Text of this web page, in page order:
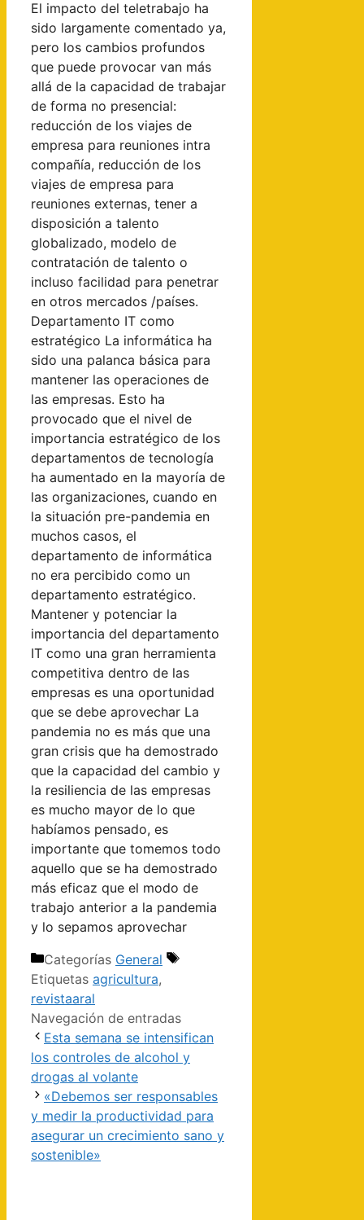
El impacto del teletrabajo ha
sido largamente comentado ya,
pero los cambios profundos
que puede provocar van más
allá de la capacidad de trabajar
de forma no presencial:
reducción de los viajes de
empresa para reuniones intra
compañía, reducción de los
viajes de empresa para
reuniones externas, tener a
disposición a talento
globalizado, modelo de
contratación de talento o
incluso facilidad para penetrar
en otros mercados /países.
Departamento IT como
estratégico La informática ha
sido una palanca básica para
mantener las operaciones de
las empresas. Esto ha
provocado que el nivel de
importancia estratégico de los
departamentos de tecnología
ha aumentado en la mayoría de
las organizaciones, cuando en
la situación pre-pandemia en
muchos casos, el
departamento de informática
no era percibido como un
departamento estratégico.
Mantener y potenciar la
importancia del departamento
IT como una gran herramienta
competitiva dentro de las
empresas es una oportunidad
que se debe aprovechar La
pandemia no es más que una
gran crisis que ha demostrado
que la capacidad del cambio y
la resiliencia de las empresas
es mucho mayor de lo que
habíamos pensado, es
importante que tomemos todo
aquello que se ha demostrado
más eficaz que el modo de
trabajo anterior a la pandemia
y lo sepamos aprovechar
Categorías General
Etiquetas agricultura,
revistaaral
Navegación de entradas
Esta semana se intensifican
los controles de alcohol y
drogas al volante
«Debemos ser responsables
y medir la productividad para
asegurar un crecimiento sano y
sostenible»